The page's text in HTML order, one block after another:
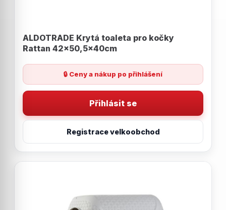
ALDOTRADE Krytá toaleta pro kočky
Rattan 42x50,5x40cm
🔒 Ceny a nákup po přihlášení
Přihlásit se
Registrace velkoobchod